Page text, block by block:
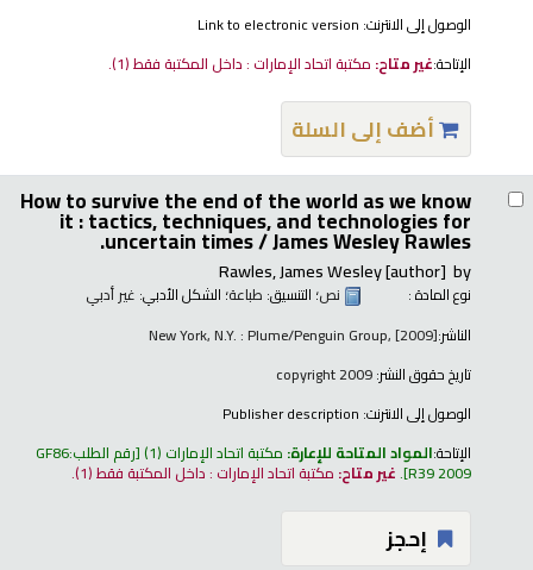
الوصول إلى الانترنت: Link to electronic version
الإتاحة:غير متاح: مكتبة اتحاد الإمارات : داخل المكتبة فقط(1).
أضف إلى السلة
How to survive the end of the world as we know
it : tactics, techniques, and technologies for
uncertain times /James Wesley Rawles.
by
Rawles, James Wesley[author]
نوع المادة : نص؛ التنسيق: طباعة؛ الشكل الأدبي: غير أدبي
الناشر:New York, N.Y. : Plume/Penguin Group, [2009]
تاريخ حقوق النشر:
الوصول إلى الانترنت: Publisher description
الإتاحة:المواد المتاحة للإعارة: مكتبة اتحاد الإمارات (1) رقم الطلب:GF86
R39 2009
.غير متاح: مكتبة اتحاد الإمارات : داخل المكتبة فقط(1).
إحجز